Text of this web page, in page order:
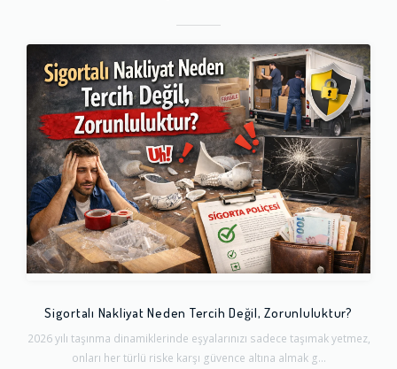
Sigortalı Nakliyat Neden Tercih Değil, Zorunluluktur?
2026 yılı taşınma dinamiklerinde eşyalarınızı sadece taşımak yetmez,
onları her türlü riske karşı güvence altına almak g...